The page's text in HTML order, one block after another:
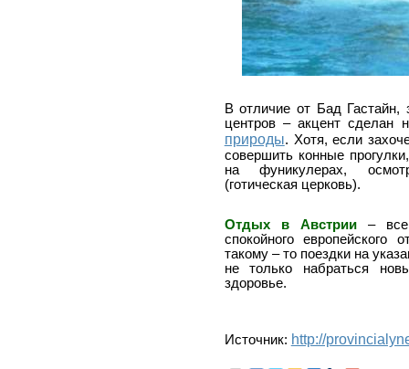
В отличие от Бад Гастайн,
центров – акцент сделан
природы. Хотя, если
совершить конные
на фуникулерах,
(готическая церковь).
Отдых в Австрии–
спокойного
такому – то поездки на
не только набраться
здоровье.
Источник: http://